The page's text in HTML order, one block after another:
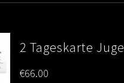
2 Tageskarte
€66.00